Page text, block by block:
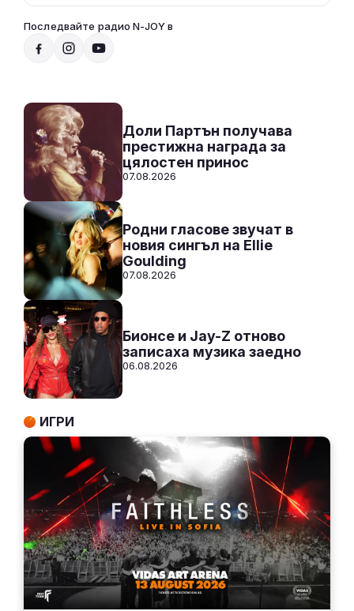
Последвайте радио N-JOY в
СЛУШАЙ
10:00 - 14:00
Доли Партън получава
престижна награда за
цялостен принос
07.08.2026
Родни гласове звучат в
новия сингъл на Ellie
Goulding
07.08.2026
Бионсе и Jay-Z отново
записаха музика заедно
06.08.2026
ИГРИ